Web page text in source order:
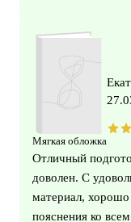
Мягкая обложка
Отличный
доволен. С
материал,
пояснения ко